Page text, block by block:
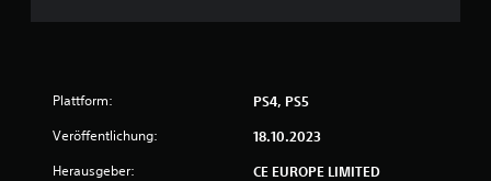
Plattform: PS4, PS5
Veröffentlichung: 18.10.2023
Herausgeber: CE EUROPE LIMITED